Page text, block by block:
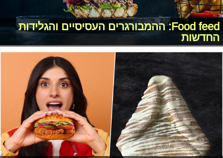
Food feed: ההמבורגרים העסיסיים והגלידות
החדשות